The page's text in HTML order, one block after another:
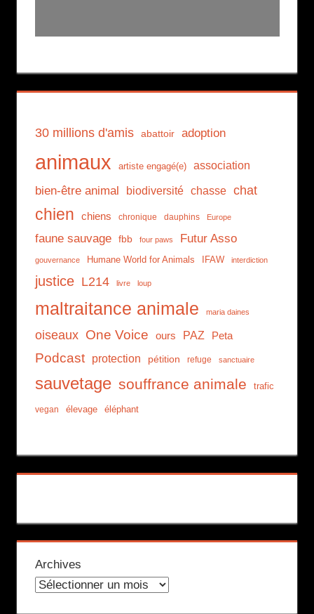
30 millions d'amis abattoir adoption
animaux artiste engagé(e) association
bien-être animal biodiversité chasse chat
chien chiens chronique dauphins Europe
faune sauvage fbb four paws Futur Asso
gouvernance Humane World for Animals IFAW interdiction
justice L214 livre loup
maltraitance animale maria daines
oiseaux One Voice ours PAZ Peta
Podcast protection pétition refuge sanctuaire
sauvetage souffrance animale trafic
vegan élevage éléphant
Archives